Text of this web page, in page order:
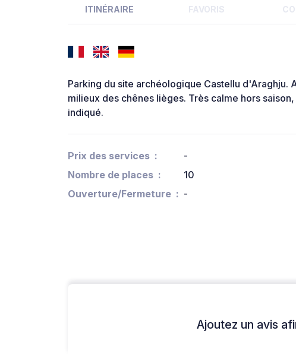
ITINÉRAIRE FAVORIS
Parking du site archéologique Castellu d'Araghju.
milieux des chênes lièges. Très calme hors
indiqué.
Prix des services
-
Nombre de places
10
Ouverture/Fermeture
-
Ajoutez un avis